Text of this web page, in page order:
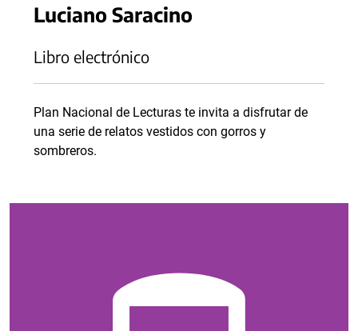
Luciano Saracino
Libro electrónico
Plan Nacional de Lecturas te invita a disfrutar de
una serie de relatos vestidos con gorros y
sombreros.